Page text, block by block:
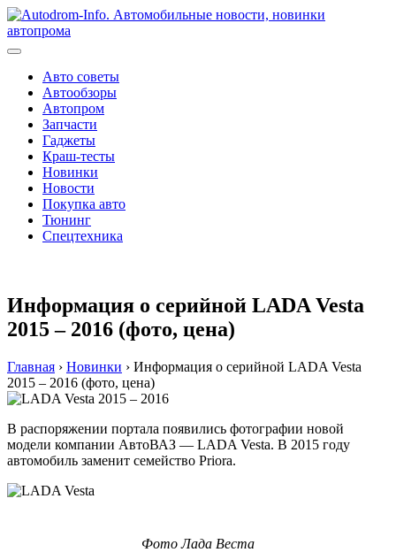
Перейти
к
содержимому
Авто советы
Автообзоры
Автопром
Запчасти
Гаджеты
Краш-тесты
Новинки
Новости
Покупка авто
Тюнинг
Спецтехника
Информация о серийной LADA Vesta
2015 – 2016 (фото, цена)
Главная › Новинки › Информация о серийной LADA Vesta
2015 – 2016 (фото, цена)
В распоряжении портала появились фотографии новой
модели компании АвтоВАЗ — LADA Vesta. В 2015 году
автомобиль заменит семейство Priora.
Фото Лада Веста